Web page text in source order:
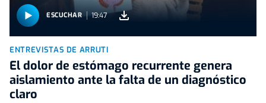
ESCUCHAR 19:47
ENTREVISTAS DE ARRUTI
El dolor de estómago recurrente genera
aislamiento ante la falta de un diagnóstico
claro